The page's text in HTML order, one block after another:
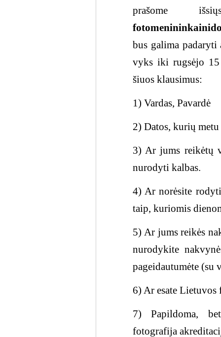
prašome
bus galima
vyks iki rugsėjo 15
šiuos klausimus:
1) Vardas, Pavardė
2) Datos, kurių
3) Ar jums reikėtų
nurodyti kalbas.
4) Ar norėsite
taip, kuriomis
5) Ar jums reikės
nurodykite
pageidautumėte (su
6) Ar esate
7) Papildoma,
fotografija